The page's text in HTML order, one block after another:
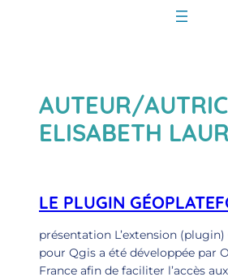
AUTEUR/
ELISABETH
LE PLUGIN
présentation L’extension
pour Qgis a été développée par
France afin de faciliter l’accès